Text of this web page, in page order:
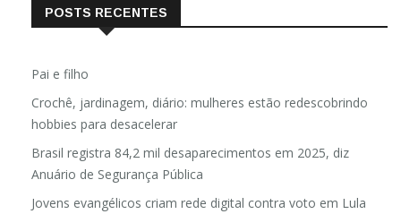
POSTS RECENTES
Pai e filho
Crochê, jardinagem, diário: mulheres estão redescobrindo
hobbies para desacelerar
Brasil registra 84,2 mil desaparecimentos em 2025, diz
Anuário de Segurança Pública
Jovens evangélicos criam rede digital contra voto em Lula